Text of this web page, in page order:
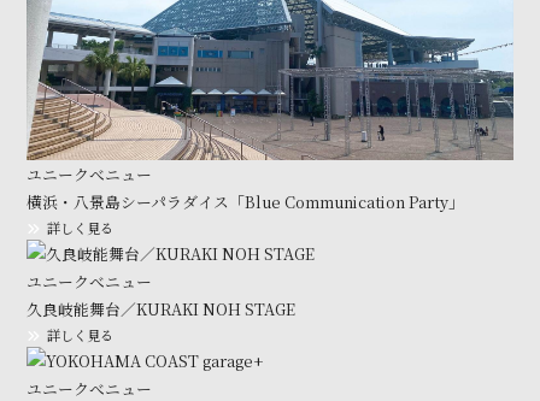
ユニークべニュー
横浜・八景島シーパラダイス「Blue Communication Party」
詳しく見る
ユニークべニュー
久良岐能舞台／KURAKI NOH STAGE
詳しく見る
ユニークべニュー